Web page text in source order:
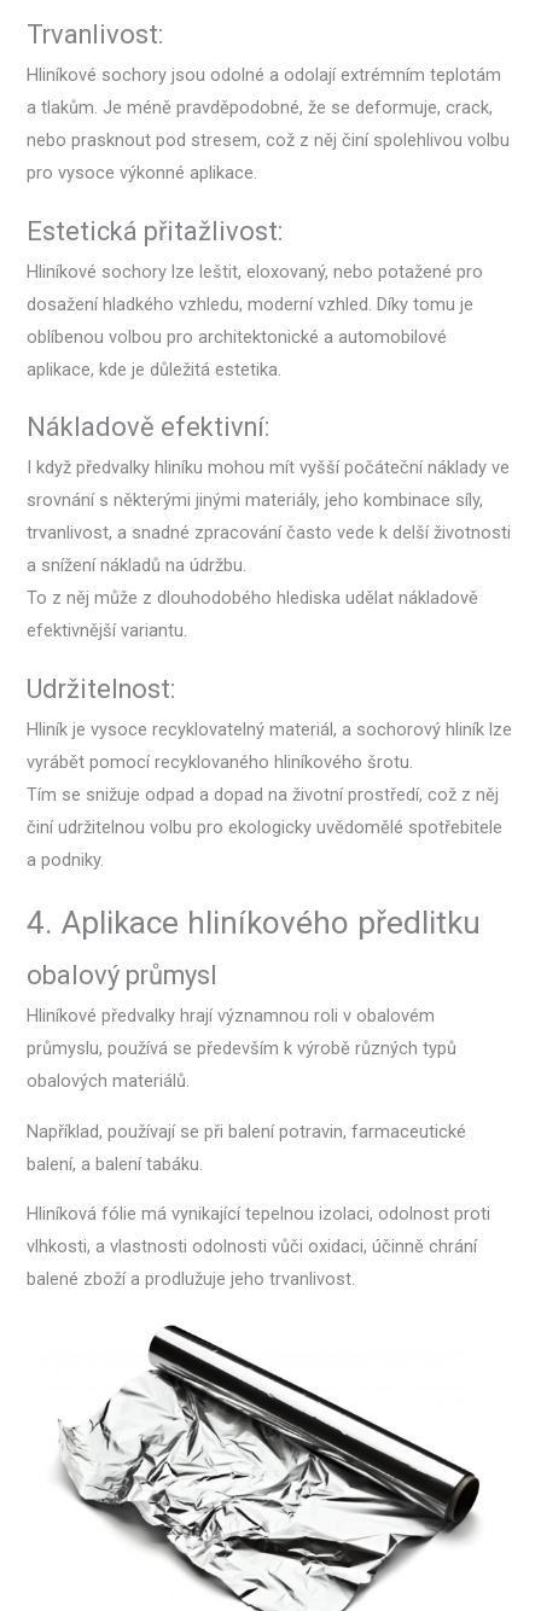
Trvanlivost:
Hliníkové sochory jsou odolné a odolají extrémním teplotám
a tlakům. Je méně pravděpodobné, že se deformuje, crack,
nebo prasknout pod stresem, což z něj činí spolehlivou volbu
pro vysoce výkonné aplikace.
Estetická přitažlivost:
Hliníkové sochory lze leštit, eloxovaný, nebo potažené pro
dosažení hladkého vzhledu, moderní vzhled. Díky tomu je
oblíbenou volbou pro architektonické a automobilové
aplikace, kde je důležitá estetika.
Nákladově efektivní:
I když předvalky hliníku mohou mít vyšší počáteční náklady ve
srovnání s některými jinými materiály, jeho kombinace síly,
trvanlivost, a snadné zpracování často vede k delší životnosti
a snížení nákladů na údržbu.
To z něj může z dlouhodobého hlediska udělat nákladově
efektivnější variantu.
Udržitelnost:
Hliník je vysoce recyklovatelný materiál, a sochorový hliník lze
vyrábět pomocí recyklovaného hliníkového šrotu.
Tím se snižuje odpad a dopad na životní prostředí, což z něj
činí udržitelnou volbu pro ekologicky uvědomělé spotřebitele
a podniky.
4. Aplikace hliníkového předlitku
obalový průmysl
Hliníkové předvalky hrají významnou roli v obalovém
průmyslu, používá se především k výrobě různých typů
obalových materiálů.
Například, používají se při balení potravin, farmaceutické
balení, a balení tabáku.
Hliníková fólie má vynikající tepelnou izolaci, odolnost proti
vlhkosti, a vlastnosti odolnosti vůči oxidaci, účinně chrání
balené zboží a prodlužuje jeho trvanlivost.